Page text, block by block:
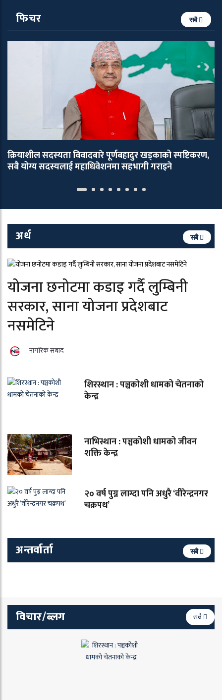
फिचर सबै
क्रियाशील सदस्यता विवादबारे पूर्णबहादुर खड्काको स्पष्टिकरण,
सबै योग्य सदस्यलाई महाधिवेशनमा सहभागी गराइने
अर्थ सबै
योजना छनोटमा कडाइ गर्दै लुम्बिनी
सरकार, साना योजना प्रदेशबाट
नसमेटिने
नागरिक संबाद
शिरस्थान : पञ्चकोशी धामको चेतनाको
केन्द्र
नाभिस्थान : पञ्चकोशी धामको जीवन
शक्ति केन्द्र
२० वर्ष पुग्न लाग्दा पनि अधुरै ‘वीरेन्द्रनगर
चक्रपथ’
अन्तर्वार्ता सबै
विचार/ब्लग सबै